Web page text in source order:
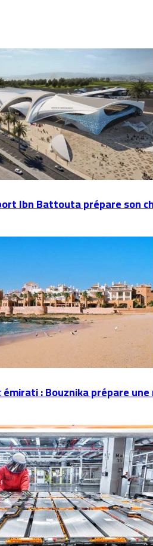
Ibn Battouta prépare son
: Bouznika prépare